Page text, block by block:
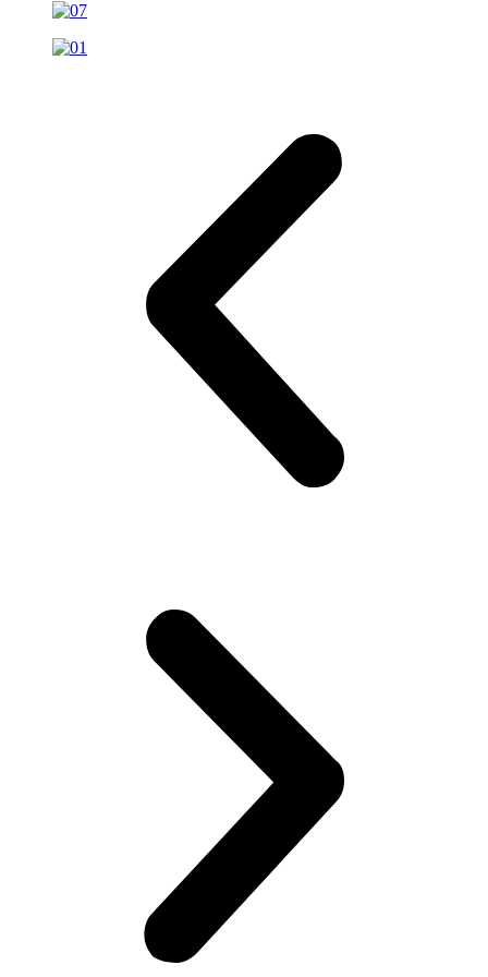
Замена топливного фильтра автомобиля Volvo
Замена салонного фильтра автомобиля Volvo
Замена сажевого фильтра автомобиля Volvo
Замена ролика натяжителя приводного ремня автомобиля Volvo
Замена ремня ГРМ автомобиля Volvo
Замена прокладки поддона двигателя автомобиля Volvo
Замена приводного ремня автомобиля Volvo
Замена помпы водяного насоса автомобиля Volvo
Замена масляного фильтра автомобиля Volvo
Диагностика авто Вольво перед покупкой
Замена радиатора кондиционера автомобиля Volvo
Замена радиатора ДВС автомобиля Volvo
Промывка радиатора с разбором автомобиля Volvo
Замена рулевых реек автомобиля Volvo
Ремонт задних редукторов автомобиля Volvo
Замена рулевых наконечников автомобиля Volvo
Ремонт АКПП автомобиля Volvo